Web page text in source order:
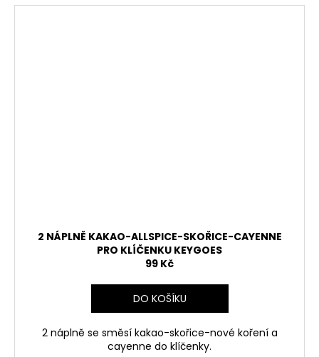
2 NÁPLNĚ KAKAO-ALLSPICE-SKOŘICE-CAYENNE
PRO KLÍČENKU KEYGOES
99 Kč
DO KOŠÍKU
2 náplně se směsí kakao-skořice-nové koření a
cayenne do klíčenky.